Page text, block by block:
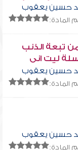
ليت انى
حسين يعقوب
المادة:
تبعة الذنب
ليت انى
حسين يعقوب
المادة:
حسين يعقوب
المادة: